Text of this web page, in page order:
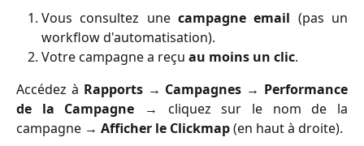
Vous consultez une campagne email (pas un
workflow d'automatisation).
Votre campagne a reçu au moins un clic.
Accédez à Rapports→ Campagnes → Performance
de la Campagne → cliquez sur le nom de la
campagne → Afficher le Clickmap(en haut à droite).